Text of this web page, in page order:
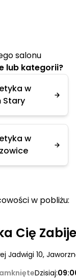
salonu
lub kategorii?
w
Stary
w
w pobliżu:
Cię Zabije
Jadwigi 10,
Dzisiaj: